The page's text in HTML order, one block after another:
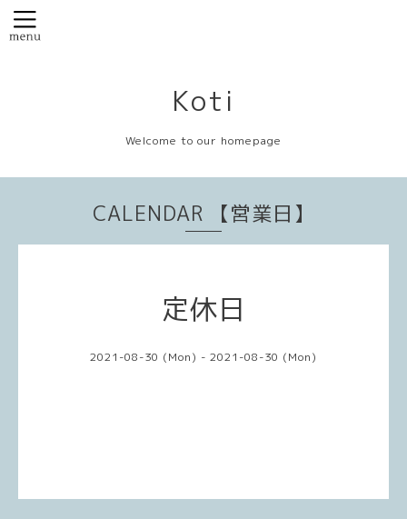
Koti
Welcome to our homepage
CALENDAR 【営業日】
定休日
2021-08-30 (Mon) - 2021-08-30 (Mon)